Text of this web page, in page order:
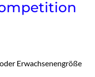
Erwachsenengröße